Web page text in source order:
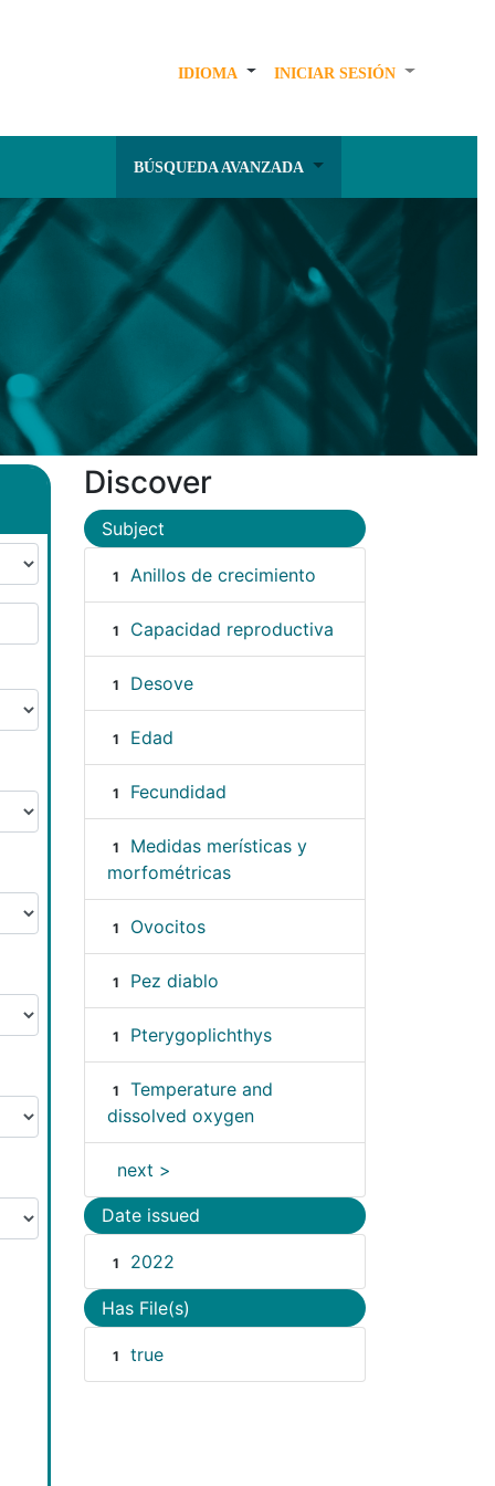
IDIOMA INICIAR SESIÓN
BÚSQUEDA AVANZADA
Discover
Subject
1 Anillos de crecimiento
1 Capacidad reproductiva
1 Desove
1 Edad
1 Fecundidad
1
Medidas merísticas y
morfométricas
1 Ovocitos
1 Pez diablo
1 Pterygoplichthys
1
Temperature and
dissolved oxygen
next >
Date issued
1 2022
Has File(s)
1 true